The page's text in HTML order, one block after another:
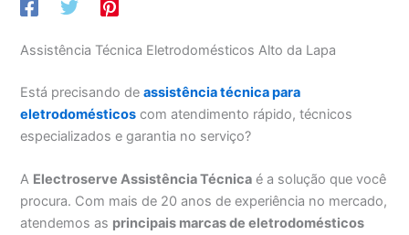
Assistência Técnica Eletrodomésticos Alto da Lapa
Está precisando deassistência técnica para
eletrodomésticos com atendimento rápido, técnicos
especializados e garantia no serviço?
A Electroserve Assistência Técnica é a solução que você
procura. Com mais de 20 anos de experiência no mercado,
atendemos as principais marcas de eletrodomésticos